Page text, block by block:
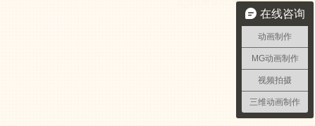
在线咨询
动画制作
MG动画制作
视频拍摄
三维动画制作